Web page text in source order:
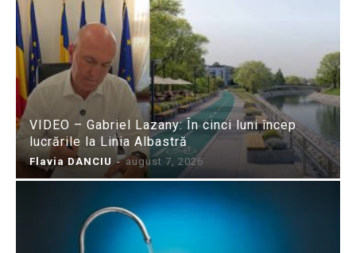
VIDEO – Gabriel Lazany: În cinci luni încep
lucrările la Linia Albastră
Flavia DANCIU - august 7, 2026